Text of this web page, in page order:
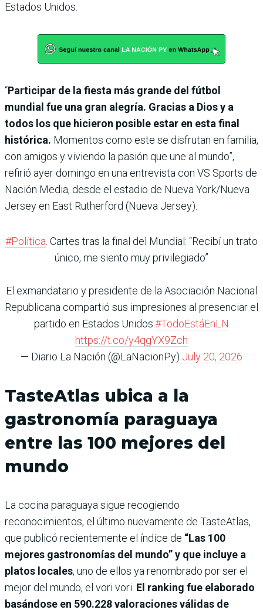
Estados Unidos.
“Participar de la fiesta más grande del fútbol
mundial fue una gran alegría. Gracias a Dios y a
todos los que hicieron posible estar en esta final
histórica. Momentos como este se disfrutan en familia,
con amigos y viviendo la pasión que une al mundo”,
refirió ayer domingo en una entrevista con VS Sports de
Nación Media, desde el estadio de Nueva York/Nueva
Jersey en East Rutherford (Nueva Jersey).
#Política. Cartes tras la final del Mundial: “Recibí un trato
único, me siento muy privilegiado”
El exmandatario y presidente de la Asociación Nacional
Republicana compartió sus impresiones al presenciar el
partido en Estados Unidos.#TodoEstáEnLN
https://t.co/y4qgYX9Zch
— Diario La Nación (@LaNacionPy) July 20, 2026
TasteAtlas ubica a la
gastronomía paraguaya
entre las 100 mejores del
mundo
La cocina paraguaya sigue recogiendo
reconocimientos, el último nuevamente de TasteAtlas,
que publicó recientemente el índice de “Las 100
mejores gastronomías del mundo” y que incluye a
platos locales, uno de ellos ya renombrado por ser el
mejor del mundo, el vori vori. El ranking fue elaborado
basándose en 590.228 valoraciones válidas de